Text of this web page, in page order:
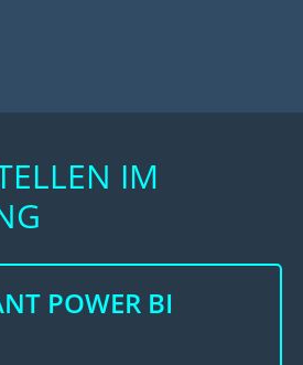
IM
POWER BI